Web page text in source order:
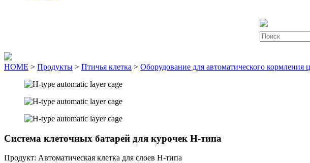
Поиск
по:
HOME > Продукты > Птичья клетка > Оборудование для автоматического кормления
Система клеточных батарей для курочек H-типа
Продукт: Автоматическая клетка для слоев H-типа